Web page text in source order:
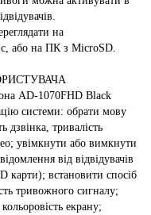
на
або на ПК з MicroSD.
AD-1070FHD Black
системи: обрати мову
дзвінка, тривалість
увімкнути або вимкнути
від відвідувачів
карти); встановити спосіб
тривожного сигналу;
екрану;